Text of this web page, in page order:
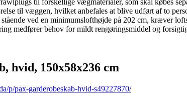
til forskellige vægmaterialer, som skal købes
til væggen, hvilket anbefales at blive udført af to
ved en minimumslofthøjde på 202 cm, kræver
medfører behov for mildt rengøringsmiddel og
hvid, 150x58x236 cm
p/pax-garderobeskab-hvid-s49227870/